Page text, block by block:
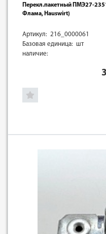
Перекл.пакетный ПМЭ27-
Флама, Hauswirt)
Артикул: 216_0000061
Базовая единица: шт
наличие: